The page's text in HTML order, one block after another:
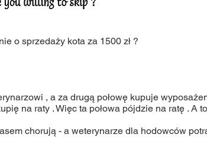
o sprzedaży kota za 1500 zł ?
, a za drugą połowę kupuje
na raty . Więc ta połowa pójdzie na ratę . A
chorują - a weterynarze dla hodowców